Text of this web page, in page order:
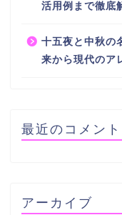
活用例まで徹底
十五夜と中秋の
来から現代のア
最近のコメント
アーカイブ